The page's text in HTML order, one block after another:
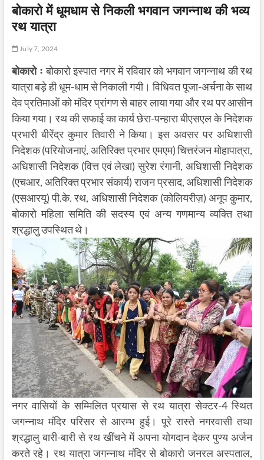
बोकारो में धूमधाम से निकली भगवान जगन्नाथ की भव्य
रथ यात्रा
July 7, 2024
बोकारो ः बोकारो इस्पात नगर में रविवार को भगवान जगन्नाथ की रथ
यात्रा बड़े ही धूम-धाम से निकाली गयी। विधिवत पूजा-अर्चना के साथ
देव प्रतिमाओं को मंदिर प्रांगण से बाहर लाया गया और रथ पर आसीन
किया गया। रथ की सफाई का कार्य छेरा-पन्हारा बीएसएल के निदेशक
प्रभारी बीरेंद्र कुमार तिवारी ने किया। इस अवसर पर अधिशासी
निदेशक (परियोजनाएं, अतिरिक्त प्रभार एमएम) चित्तरंजन मोहापात्रा,
अधिशासी निदेशक (वित्त एवं लेखा) सुरेश रंगानी, अधिशासी निदेशक
(एचआर, अतिरिक्त प्रभार संकार्य) राजन प्रसाद, अधिशासी निदेशक
(एसआरयू) पी.के. रथ, अधिशासी निदेशक (कोलियरीज़) अनूप कुमार,
बोकारो महिला समिति की सदस्य एवं अन्य गणमान्य व्यक्ति तथा
श्रद्धालु उपस्थित थे।
नगर वासियों के सम्मिलित प्रयास से रथ यात्रा सेक्टर-4 स्थित
जगन्नाथ मंदिर परिसर से आरम्भ हुई। पूरे रास्ते नगरवासी तथा
श्रद्धालु बारी-बारी से रथ खींचने में अपना योगदान देकर पुण्य अर्जन
करते रहे। रथ यात्रा जगन्नाथ मंदिर से बोकारो जनरल अस्पताल,